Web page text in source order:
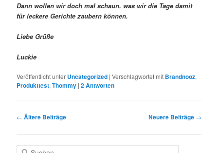
Dann wollen wir doch mal schaun, was wir die Tage damit
für leckere Gerichte zaubern können.
Liebe Grüße
Luckie
Veröffentlicht unter Uncategorized |Verschlagwortet mit Brandnooz,
Produkttest,Thommy |2Antworten
Beitragsnavigation
← Ältere Beiträge Neuere Beiträge →